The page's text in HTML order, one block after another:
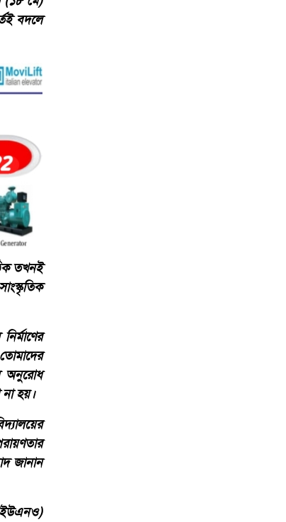
বদলে
তখনই
অনুরোধ
হয়।
জানান